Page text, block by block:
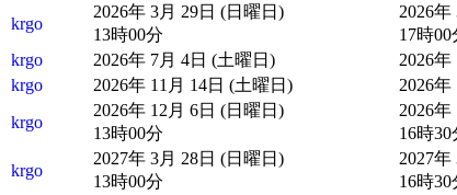
krgo
2026年 3月 29日 (日曜日)
13時00分
2026
17時00
krgo
2026年 7月 4日 (土曜日) 2026
krgo
2026年 11月 14日 (土曜日) 2026
krgo
2026年 12月 6日 (日曜日)
13時00分
2026
16時30
krgo
2027年 3月 28日 (日曜日)
13時00分
2027
16時30